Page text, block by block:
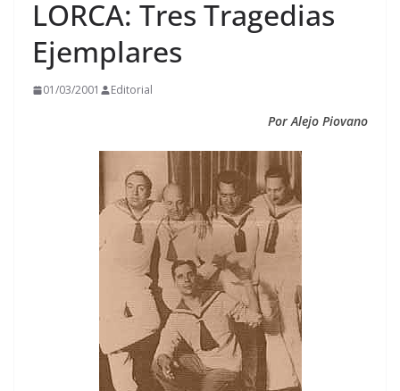
LORCA: Tres Tragedias
Ejemplares
01/03/2001 Editorial
Por Alejo Piovano